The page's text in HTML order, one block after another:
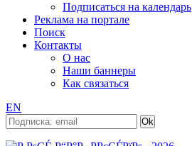
Подписаться на календарь
Реклама на портале
Поиск
Контакты
О нас
Наши баннеры
Как связаться
EN